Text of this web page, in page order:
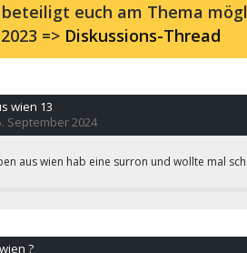
euch am Thema
=> Diskussions-Thread
wien 13
September 2024
aus wien hab eine surron und wollte mal
?